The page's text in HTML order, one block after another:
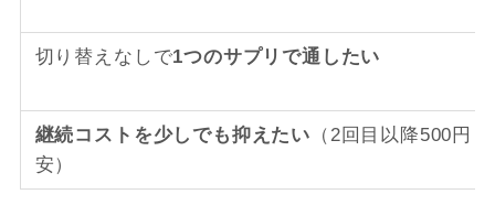
切り替えなしで1つのサプリで通したい
継続コストを少しでも抑えたい （2回目以降500円
安）